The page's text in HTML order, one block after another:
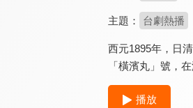
主題： 台劇熱播
西元1895年，日
「橫濱丸」號，
播放